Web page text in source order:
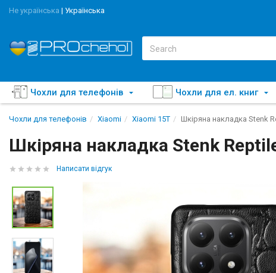
Не українська | Українська
Чохли для телефонів Чохли для ел. книг
Чохли для телефонів Xiaomi Xiaomi 15T Шкіряна накладка Stenk
Шкіряна накладка Stenk
Написати відгук